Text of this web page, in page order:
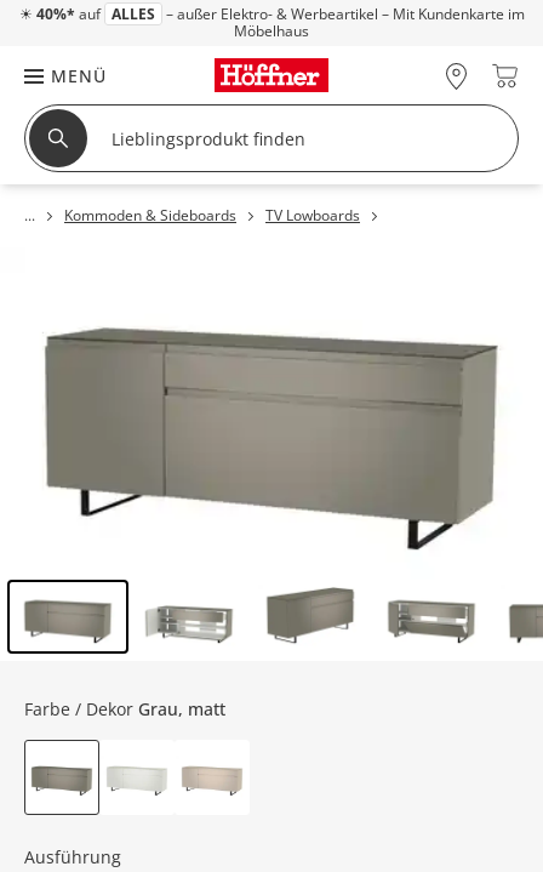
☀ 40%* auf ALLES – außer Elektro- & Werbeartikel – Mit Kundenkarte im
Möbelhaus
MENÜ
Kommoden & Sideboards TV Lowboards
Farbe / Dekor Grau, matt
Ausführung